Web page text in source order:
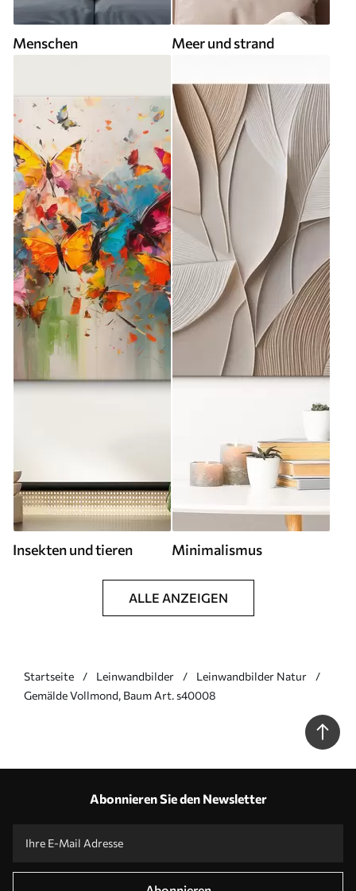
Menschen Meer und strand
Insekten und tieren Minimalismus
ALLE ANZEIGEN
Startseite Leinwandbilder
Leinwandbilder Natur
Gemälde Vollmond, Baum Art. s40008
Abonnieren Sie den Newsletter